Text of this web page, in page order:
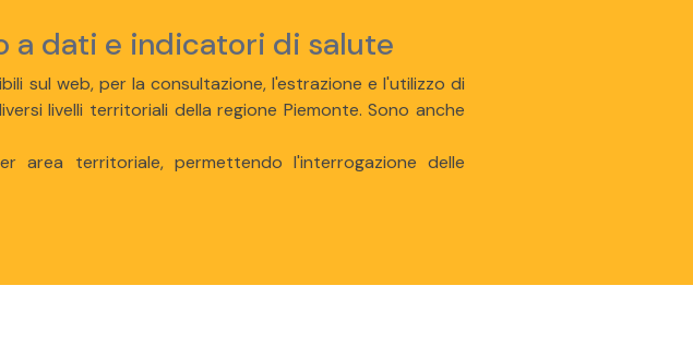
a dati e indicatori di salute
sul web, per la consultazione, l'estrazione e l'utilizzo di
livelli territoriali della regione Piemonte. Sono anche
area territoriale, permettendo l'interrogazione delle